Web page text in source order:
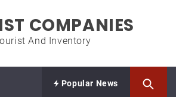
COMPANIES
And Inventory
Popular News